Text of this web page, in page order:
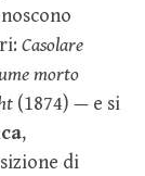
Casolare
morto
(1874) — e si
,
di